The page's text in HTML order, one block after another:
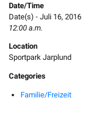
Date/Time
Date(s) - Juli 16, 2016
12:00 a.m.
Location
Sportpark Jarplund
Categories
Familie/Freizeit